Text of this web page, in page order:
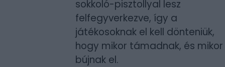
sokkoló-pisztollyal lesz
felfegyverkezve, így a
játékosoknak el kell dönteniük,
hogy mikor támadnak, és mikor
bújnak el.